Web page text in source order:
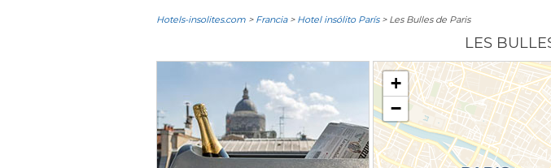
Hotels-insolites.com > Francia> Hotel insólito París> Les Bulles de Paris
LES
+
−